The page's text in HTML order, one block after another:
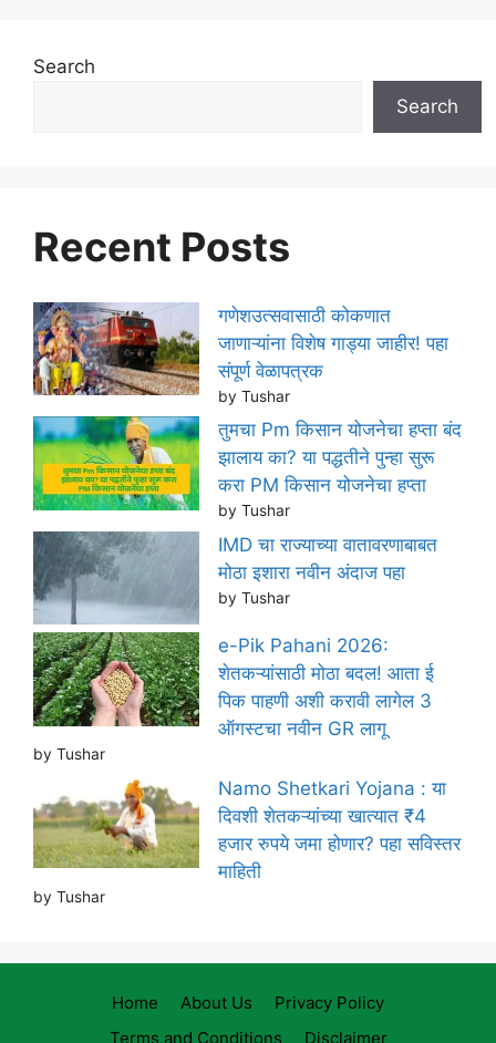
Search
Search
Recent Posts
गणेशउत्सवासाठी कोकणात
जाणाऱ्यांना विशेष गाड्या जाहीर! पहा
संपूर्ण वेळापत्रक
by Tushar
तुमचा Pm किसान योजनेचा हप्ता बंद
झालाय का? या पद्धतीने पुन्हा सुरू
करा PM किसान योजनेचा हप्ता
by Tushar
IMD चा राज्याच्या वातावरणाबाबत
मोठा इशारा नवीन अंदाज पहा
by Tushar
e-Pik Pahani 2026:
शेतकऱ्यांसाठी मोठा बदल! आता ई
पिक पाहणी अशी करावी लागेल 3
ऑगस्टचा नवीन GR लागू
by Tushar
Namo Shetkari Yojana : या
दिवशी शेतकऱ्यांच्या खात्यात ₹4
हजार रुपये जमा होणार? पहा सविस्तर
माहिती
by Tushar
Home About Us
Privacy Policy
Terms and Conditions
Disclaimer